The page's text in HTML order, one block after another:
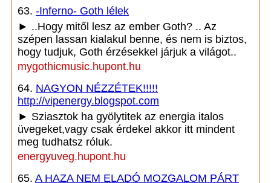
63. -Inferno- Goth lélek
► ..Hogy mitől lesz az ember Goth? .. Az
szépen lassan kialakul benne, és nem is biztos,
hogy tudjuk, Goth érzésekkel járjuk a világot..
mygothicmusic.hupont.hu
64. NAGYON NÉZZÉTEK!!!!!
http://vipenergy.blogspot.com
► Sziasztok ha gyölytitek az energia italos
üvegeket,vagy csak érdekel akkor itt mindent
meg tudhatsz róluk.
energyuveg.hupont.hu
65. A HAZA NEM ELADÓ MOZGALOM PÁRT